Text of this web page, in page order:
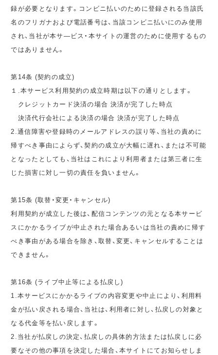
録が必要となります。コンビニ払いのために登録される当該氏
名のフリガナおよび電話番号は、当該コンビニ払いにのみ使用
され、当社が本サ―ビス・本サイトの運営のために使用するもの
ではありません。
第14条 (契約の成立)
１.本サービス利用契約の成立時期は以下の通りとします。
クレジットカード決済の場合 決済が完了した時点
決済代行会社による決済の場合 決済が完了した時点
2.通信障害や登録時のメールアドレスの誤り等、当社の責めに
帰すべき事由によらず、契約の成立が大幅に遅れ、または不可能
となったとしても、当社はこれにより利用者または第三者に生
じた損害に対し一切の責任を負いません。
第15条 (取替・変更・キャンセル)
利用契約が成立した後は、配信コンテンツの元となる本サービ
スにかかるライブが中止された場合あるいは当社の責めに帰す
べき事由がある場合を除き、取替、変更、キャンセルすることは
できません。
第16条 (ライブ中止等による払戻し)
1.本サービスにかかるライブの内容変更や中止により、利用料
金が払い戻される場合、当社は、利用者に対し、払戻しの対象と
なる代金等を払い戻します。
2.当社が払戻しの決定、払戻しの具体的方法または払戻しに必
要なその他の事項を決定した場合、本サイトにてお知らせしま